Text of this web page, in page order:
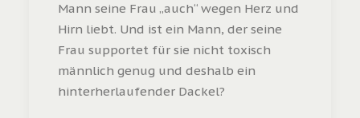
Mann seine Frau „auch“ wegen Herz und
Hirn liebt. Und ist ein Mann, der seine
Frau supportet für sie nicht toxisch
männlich genug und deshalb ein
hinterherlaufender Dackel?